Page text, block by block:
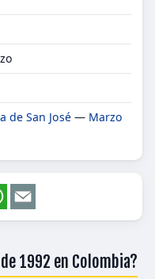
de San José — Marzo
1992 en Colombia?